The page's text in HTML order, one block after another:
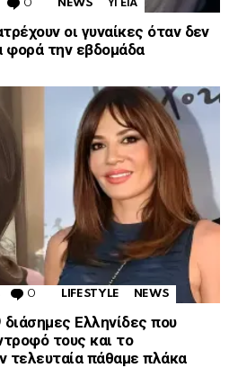
0 Comments
NEWS ΥΓΕΙΑ
οι γυναίκες όταν δεν
φορά την εβδομάδα
0 Comments
LIFESTYLE NEWS
Ελληνίδες που
τους και το
πάθαμε πλάκα